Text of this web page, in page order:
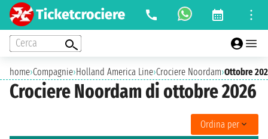
Cerca
home›Compagnie›Holland America Line›Crociere Noordam›Ottobre
Crociere Noordam di ottobre 2026
Ordina per